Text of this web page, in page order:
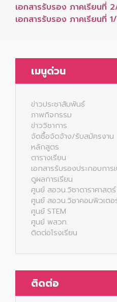
เอกสารรับรอง ภาคเรียนที่
เอกสารรับรอง ภาคเรียนที่
เมนูด่วน
ข่าวประชาสัมพันธ์
ภาพกิจกรรม
ข่าววิชาการ
จัดซื้อจัดจ้าง/รับสมัครงาน
หลักสูตร
ตารางเรียน
เอกสารรับรองประกอบการ
ดูผลการเรียน
ศูนย์ สอวน.วิชาดาราศาสตร์
ศูนย์ สอวน.วิชาคอมพิวเตอ
ศูนย์ STEM
ศูนย์ พสวท.
ติดต่อโรงเรียน
ติดต่อ